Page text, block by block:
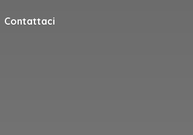
Contattaci